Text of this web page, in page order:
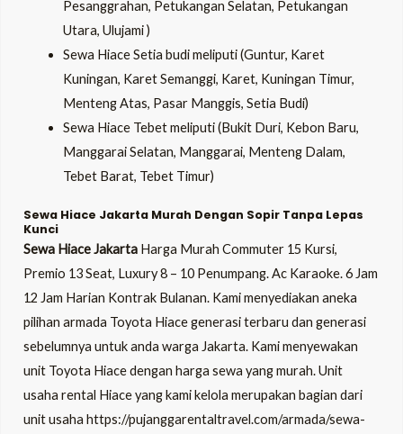
Pesanggrahan, Petukangan Selatan, Petukangan
Utara, Ulujami )
Sewa Hiace Setia budi meliputi (Guntur, Karet
Kuningan, Karet Semanggi, Karet, Kuningan Timur,
Menteng Atas, Pasar Manggis, Setia Budi)
Sewa Hiace Tebet meliputi (Bukit Duri, Kebon Baru,
Manggarai Selatan, Manggarai, Menteng Dalam,
Tebet Barat, Tebet Timur)
Sewa Hiace Jakarta Murah Dengan Sopir Tanpa Lepas
Kunci
Sewa Hiace Jakarta Harga Murah Commuter 15 Kursi,
Premio 13 Seat, Luxury 8 – 10 Penumpang. Ac Karaoke. 6 Jam
12 Jam Harian Kontrak Bulanan. Kami menyediakan aneka
pilihan armada Toyota Hiace generasi terbaru dan generasi
sebelumnya untuk anda warga Jakarta. Kami menyewakan
unit Toyota Hiace dengan harga sewa yang murah. Unit
usaha rental Hiace yang kami kelola merupakan bagian dari
unit usaha https://pujanggarentaltravel.com/armada/sewa-